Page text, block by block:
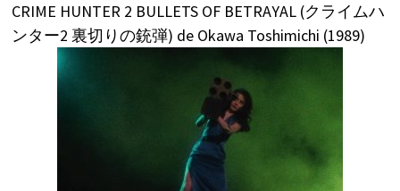
CRIME HUNTER 2 BULLETS OF BETRAYAL (クライムハ
ンター2 裏切りの銃弾) de Okawa Toshimichi (1989)